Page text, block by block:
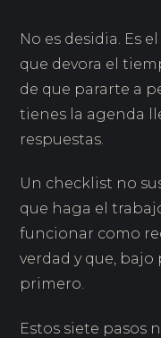
No es desidia. Es
que devora el
de que pararte a
tienes la agenda
respuestas.
Un checklist no
que haga el
funcionar como
verdad y que,
primero.
Estos siete pasos